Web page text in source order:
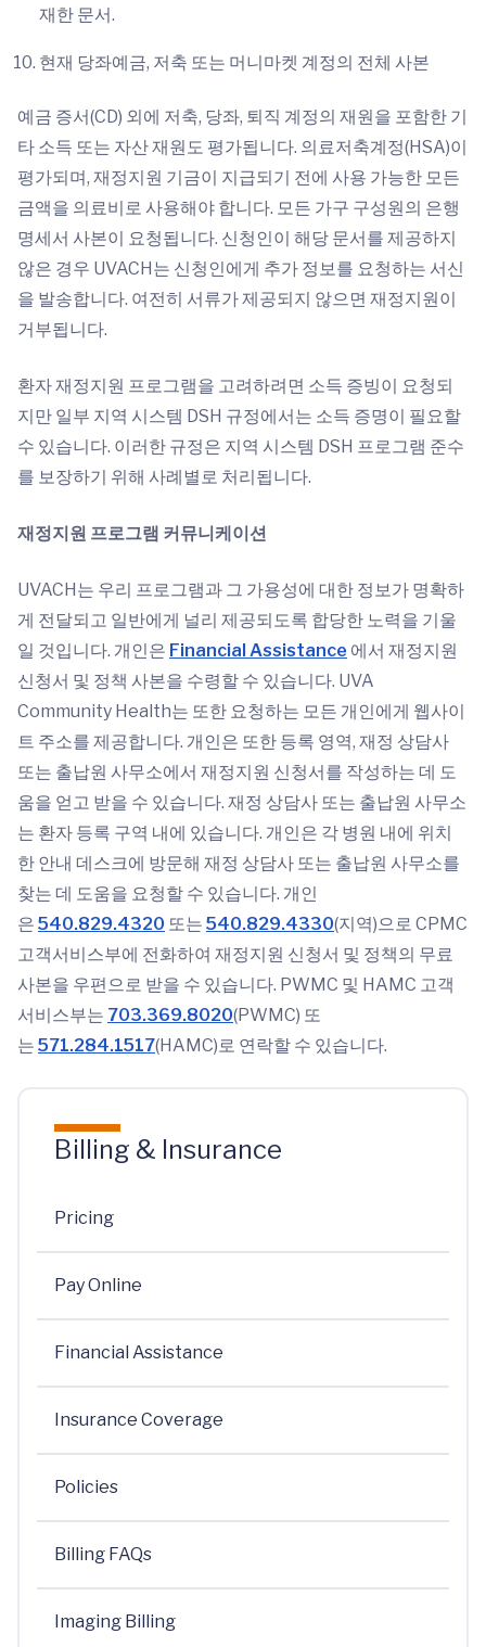
재한 문서.
현재 당좌예금, 저축 또는 머니마켓 계정의 전체 사본
예금 증서(CD) 외에 저축, 당좌, 퇴직 계정의 재원을 포함한 기
타 소득 또는 자산 재원도 평가됩니다. 의료저축계정(HSA)이
평가되며, 재정지원 기금이 지급되기 전에 사용 가능한 모든
금액을 의료비로 사용해야 합니다. 모든 가구 구성원의 은행
명세서 사본이 요청됩니다. 신청인이 해당 문서를 제공하지
않은 경우 UVACH는 신청인에게 추가 정보를 요청하는 서신
을 발송합니다. 여전히 서류가 제공되지 않으면 재정지원이
거부됩니다.
환자 재정지원 프로그램을 고려하려면 소득 증빙이 요청되
지만 일부 지역 시스템 DSH 규정에서는 소득 증명이 필요할
수 있습니다. 이러한 규정은 지역 시스템 DSH 프로그램 준수
를 보장하기 위해 사례별로 처리됩니다.
재정지원 프로그램 커뮤니케이션
UVACH는 우리 프로그램과 그 가용성에 대한 정보가 명확하
게 전달되고 일반에게 널리 제공되도록 합당한 노력을 기울
일 것입니다. 개인은 Financial Assistance 에서 재정지원
신청서 및 정책 사본을 수령할 수 있습니다. UVA
Community Health는 또한 요청하는 모든 개인에게 웹사이
트 주소를 제공합니다. 개인은 또한 등록 영역, 재정 상담사
또는 출납원 사무소에서 재정지원 신청서를 작성하는 데 도
움을 얻고 받을 수 있습니다. 재정 상담사 또는 출납원 사무소
는 환자 등록 구역 내에 있습니다. 개인은 각 병원 내에 위치
한 안내 데스크에 방문해 재정 상담사 또는 출납원 사무소를
찾는 데 도움을 요청할 수 있습니다. 개인
은 540.829.4320 또는 540.829.4330(지역)으로 CPMC
고객서비스부에 전화하여 재정지원 신청서 및 정책의 무료
사본을 우편으로 받을 수 있습니다. PWMC 및 HAMC 고객
서비스부는 703.369.8020(PWMC) 또
는 571.284.1517(HAMC)로 연락할 수 있습니다.
Billing & Insurance
Pricing
Pay Online
Financial Assistance
Insurance Coverage
Policies
Billing FAQs
Imaging Billing